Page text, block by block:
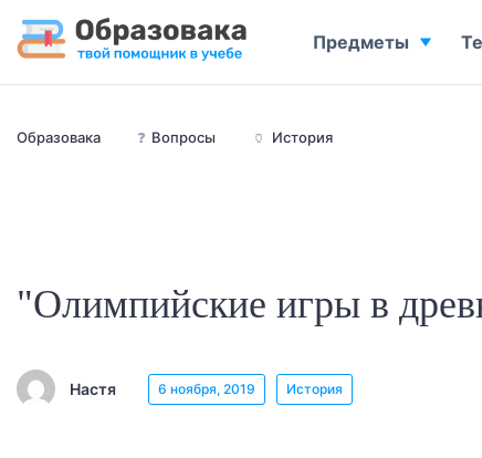
Образовака ❓ Вопросы 🏺 История
"Олимпийские игры в
Настя 6 ноября, 2019 История
Предметы